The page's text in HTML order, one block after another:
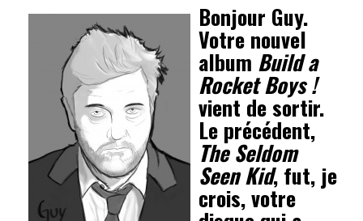
Bonjour Guy.
Votre nouvel
album Build a
Rocket Boys !
vient de sortir.
Le précédent,
The Seldom
Seen Kid, fut, je
crois, votre